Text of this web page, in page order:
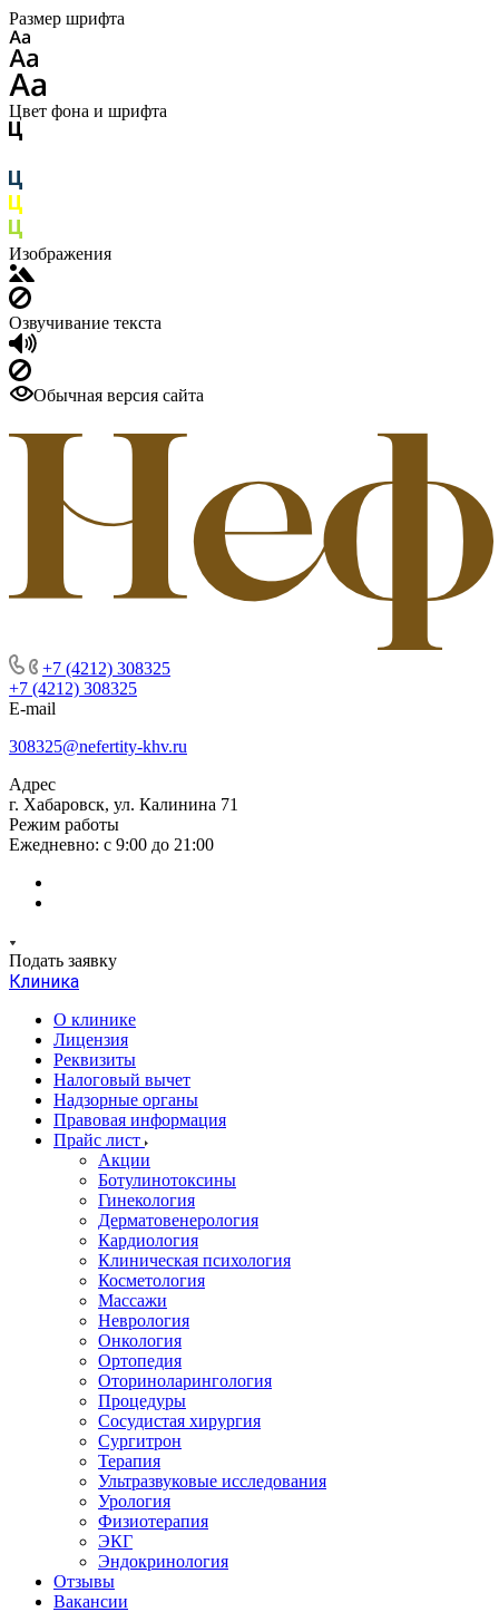
Размер шрифта
Цвет фона и шрифта
Изображения
Озвучивание текста
Обычная версия сайта
+7 (4212) 308325
+7 (4212) 308325
E-mail
308325@nefertity-khv.ru
Адрес
г. Хабаровск, ул. Калинина 71
Режим работы
Ежедневно: с 9:00 до 21:00
Подать заявку
Клиника
О клинике
Лицензия
Реквизиты
Налоговый вычет
Надзорные органы
Правовая информация
Прайс лист
Акции
Ботулинотоксины
Гинекология
Дерматовенерология
Кардиология
Клиническая психология
Косметология
Массажи
Неврология
Онкология
Ортопедия
Оториноларингология
Процедуры
Сосудистая хирургия
Сургитрон
Терапия
Ультразвуковые исследования
Урология
Физиотерапия
ЭКГ
Эндокринология
Отзывы
Вакансии